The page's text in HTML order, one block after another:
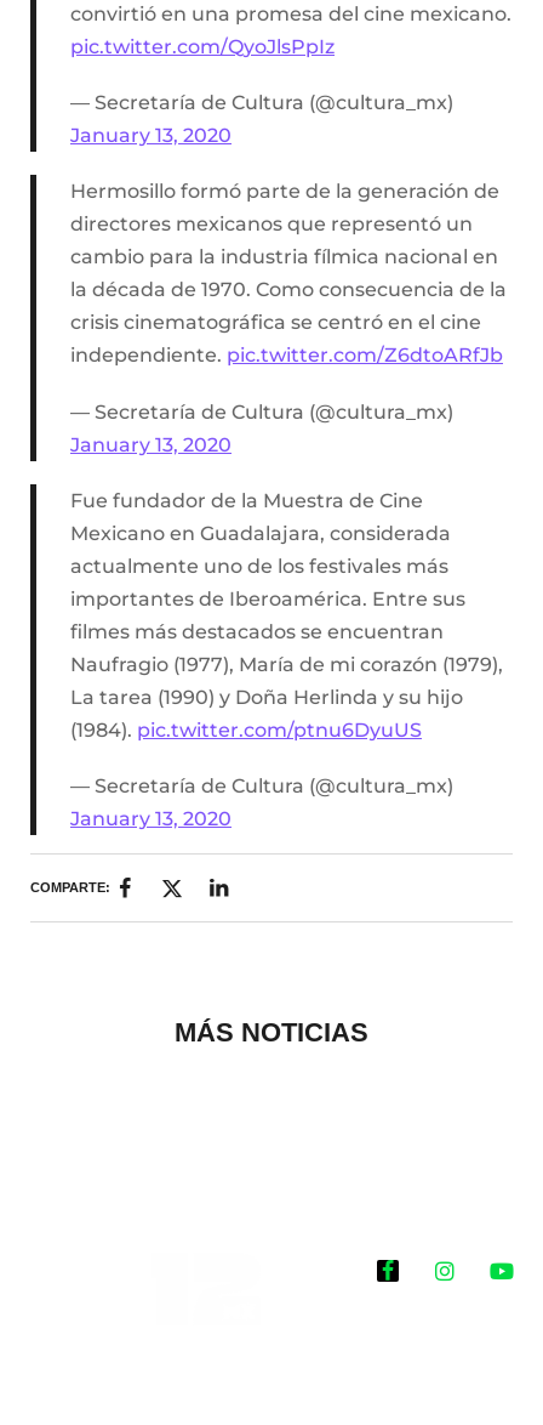
convirtió en una promesa del cine mexicano.
pic.twitter.com/QyoJlsPpIz
— Secretaría de Cultura (@cultura_mx)
January 13, 2020
Hermosillo formó parte de la generación de
directores mexicanos que representó un
cambio para la industria fílmica nacional en
la década de 1970. Como consecuencia de la
crisis cinematográfica se centró en el cine
independiente. pic.twitter.com/Z6dtoARfJb
— Secretaría de Cultura (@cultura_mx)
January 13, 2020
Fue fundador de la Muestra de Cine
Mexicano en Guadalajara, considerada
actualmente uno de los festivales más
importantes de Iberoamérica. Entre sus
filmes más destacados se encuentran
Naufragio (1977), María de mi corazón (1979),
La tarea (1990) y Doña Herlinda y su hijo
(1984). pic.twitter.com/ptnu6DyuUS
— Secretaría de Cultura (@cultura_mx)
January 13, 2020
COMPARTE:
MÁS NOTICIAS